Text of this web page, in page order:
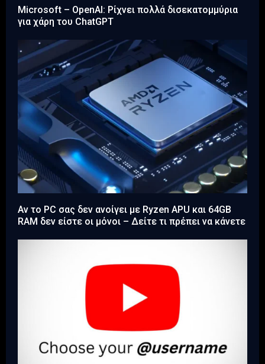
Microsoft – OpenAI: Ρίχνει πολλά δισεκατομμύρια
για χάρη του ChatGPT
Αν το PC σας δεν ανοίγει με Ryzen APU και 64GB
RAM δεν είστε οι μόνοι – Δείτε τι πρέπει να κάνετε